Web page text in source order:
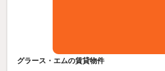
グラース・エムの賃貸物件